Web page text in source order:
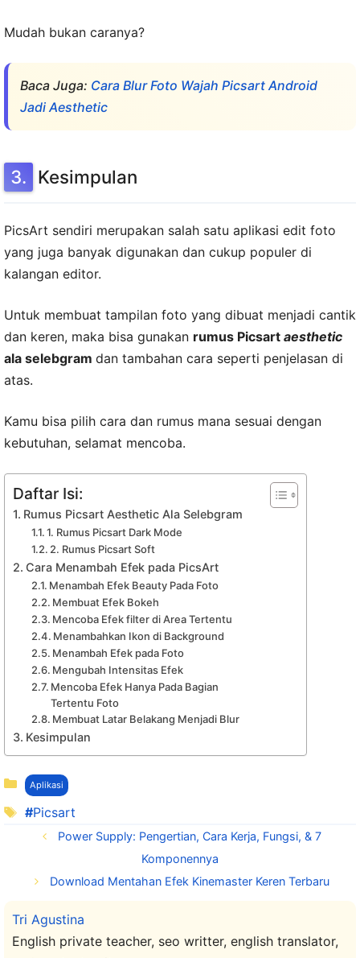
Mudah bukan caranya?
Baca Juga: Cara Blur Foto Wajah Picsart Android
Jadi Aesthetic
Kesimpulan
PicsArt sendiri merupakan salah satu aplikasi edit foto
yang juga banyak digunakan dan cukup populer di
kalangan editor.
Untuk membuat tampilan foto yang dibuat menjadi cantik
dan keren, maka bisa gunakan rumus Picsart aesthetic
ala selebgram dan tambahan cara seperti penjelasan di
atas.
Kamu bisa pilih cara dan rumus mana sesuai dengan
kebutuhan, selamat mencoba.
Daftar Isi:
Rumus Picsart Aesthetic Ala Selebgram
1. Rumus Picsart Dark Mode
2. Rumus Picsart Soft
Cara Menambah Efek pada PicsArt
Menambah Efek Beauty Pada Foto
Membuat Efek Bokeh
Mencoba Efek filter di Area Tertentu
Menambahkan Ikon di Background
Menambah Efek pada Foto
Mengubah Intensitas Efek
Mencoba Efek Hanya Pada Bagian
Tertentu Foto
Membuat Latar Belakang Menjadi Blur
Kesimpulan
Kategori
Aplikasi
Tag
Picsart
Power Supply: Pengertian, Cara Kerja, Fungsi, & 7
Komponennya
Download Mentahan Efek Kinemaster Keren Terbaru
Tri Agustina
English private teacher, seo writter, english translator,